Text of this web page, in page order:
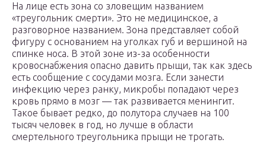
На лице есть зона со зловещим названием
«треугольник смерти». Это не медицинское, а
разговорное названием. Зона представляет собой
фигуру с основанием на уголках губ и вершиной на
спинке носа. В этой зоне из-за особенности
кровоснабжения опасно давить прыщи, так как здесь
есть сообщение с сосудами мозга. Если занести
инфекцию через ранку, микробы попадают через
кровь прямо в мозг — так развивается менингит.
Такое бывает редко, до полутора случаев на 100
тысяч человек в год, но лучше в области
смертельного треугольника прыщи не трогать.